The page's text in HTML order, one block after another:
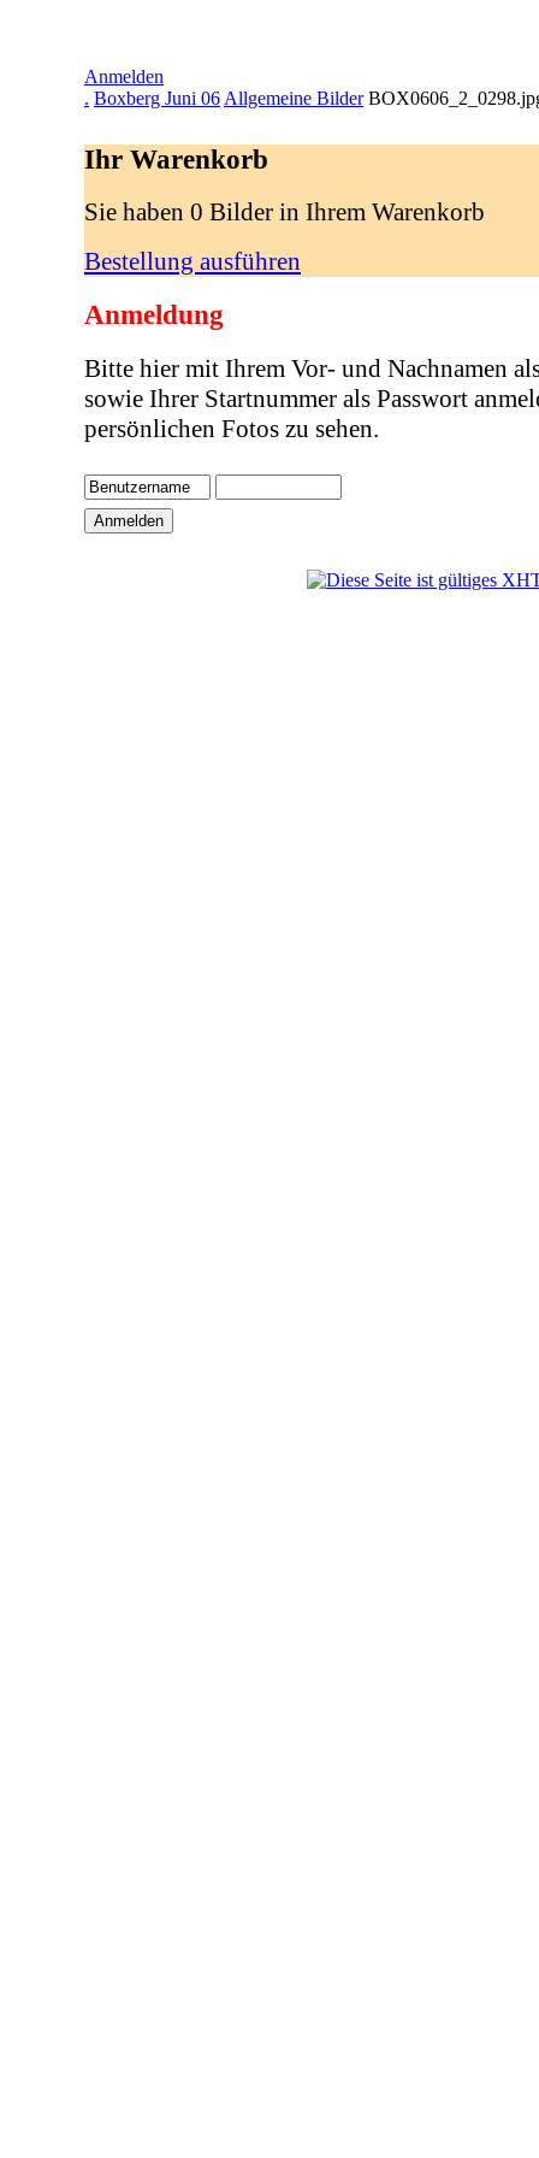
Anmelden
. Boxberg Juni 06 Allgemeine Bilder
Ihr Warenkorb
Sie haben 0 Bilder in Ihrem Warenkorb
Bestellung ausführen
Anmeldung
Bitte hier mit Ihrem Vor- und Nachnamen
sowie Ihrer Startnummer als Passwort
persönlichen Fotos zu sehen.